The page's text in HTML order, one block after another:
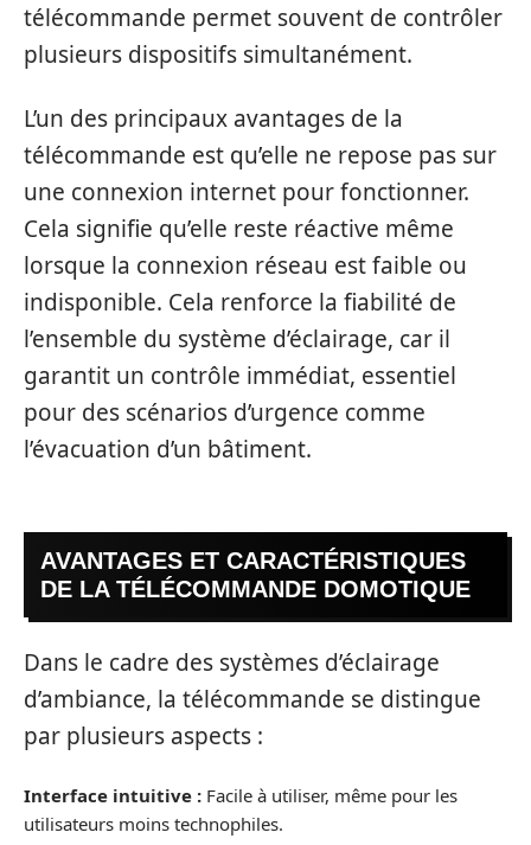
télécommande permet souvent de contrôler
plusieurs dispositifs simultanément.
L’un des principaux avantages de la
télécommande est qu’elle ne repose pas sur
une connexion internet pour fonctionner.
Cela signifie qu’elle reste réactive même
lorsque la connexion réseau est faible ou
indisponible. Cela renforce la fiabilité de
l’ensemble du système d’éclairage, car il
garantit un contrôle immédiat, essentiel
pour des scénarios d’urgence comme
l’évacuation d’un bâtiment.
AVANTAGES ET CARACTÉRISTIQUES
DE LA TÉLÉCOMMANDE DOMOTIQUE
Dans le cadre des systèmes d’éclairage
d’ambiance, la télécommande se distingue
par plusieurs aspects :
Interface intuitive : Facile à utiliser, même pour les
utilisateurs moins technophiles.